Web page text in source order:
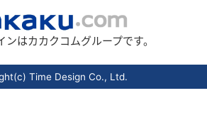
ンはカカクコムグループです。
Time Design Co., Ltd.